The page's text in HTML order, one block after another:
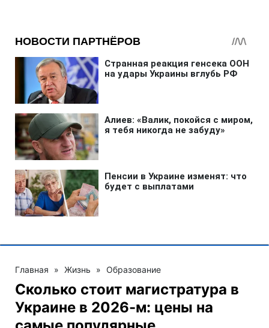
Главная » Жизнь » Образование
Сколько стоит магистратура в
Украине в 2026-м: цены на